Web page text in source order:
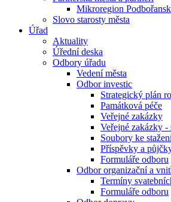
Mikroregion
Slovo starosty města
Úřad
Aktuality
Úřední deska
Odbory úřadu
Vedení města
Odbor investic
Strategický plán
Památková péče
Veřejné zakázky
Veřejné zakázky -
Soubory ke
Příspěvky a
Formuláře odboru
Odbor organizační a
Termíny
Formuláře odboru